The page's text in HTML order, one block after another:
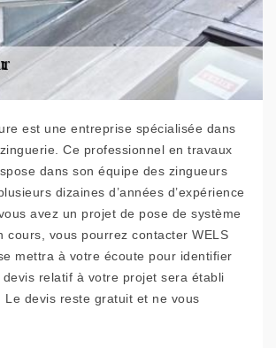
est une entreprise spécialisée dans
Ce professionnel en travaux
dans son équipe des zingueurs
dizaines d’années d’expérience
avez un projet de pose de système
cours, vous pourrez contacter WELS
mettra à votre écoute pour identifier
relatif à votre projet sera établi
Le devis reste gratuit et ne vous